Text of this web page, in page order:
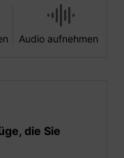
Audio aufnehmen
die Sie